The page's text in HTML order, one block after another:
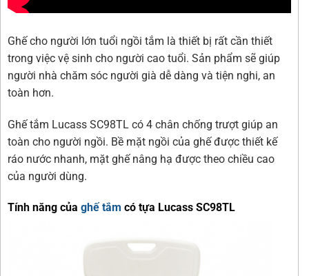
Ghế cho người lớn tuổi ngồi tắm là thiết bị rất cần thiết
trong việc vệ sinh cho người cao tuổi. Sản phẩm sẽ giúp
người nhà chăm sóc người già dễ dàng và tiện nghi, an
toàn hơn.
Ghế tắm Lucass SC98TL có 4 chân chống trượt giúp an
toàn cho người ngồi. Bề mặt ngồi của ghế được thiết kế
ráo nước nhanh, mặt ghế nâng hạ được theo chiều cao
của người dùng.
Tính năng của ghế tắm có tựa Lucass SC98TL